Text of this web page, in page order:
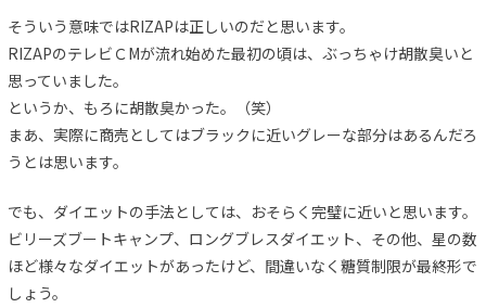
そういう意味ではRIZAPは正しいのだと思います。
RIZAPのテレビＣMが流れ始めた最初の頃は、ぶっちゃけ胡散臭いと
思っていました。
というか、もろに胡散臭かった。（笑）
まあ、実際に商売としてはブラックに近いグレーな部分はあるんだろ
うとは思います。
でも、ダイエットの手法としては、おそらく完璧に近いと思います。
ビリーズブートキャンプ、ロングブレスダイエット、その他、星の数
ほど様々なダイエットがあったけど、間違いなく糖質制限が最終形で
しょう。